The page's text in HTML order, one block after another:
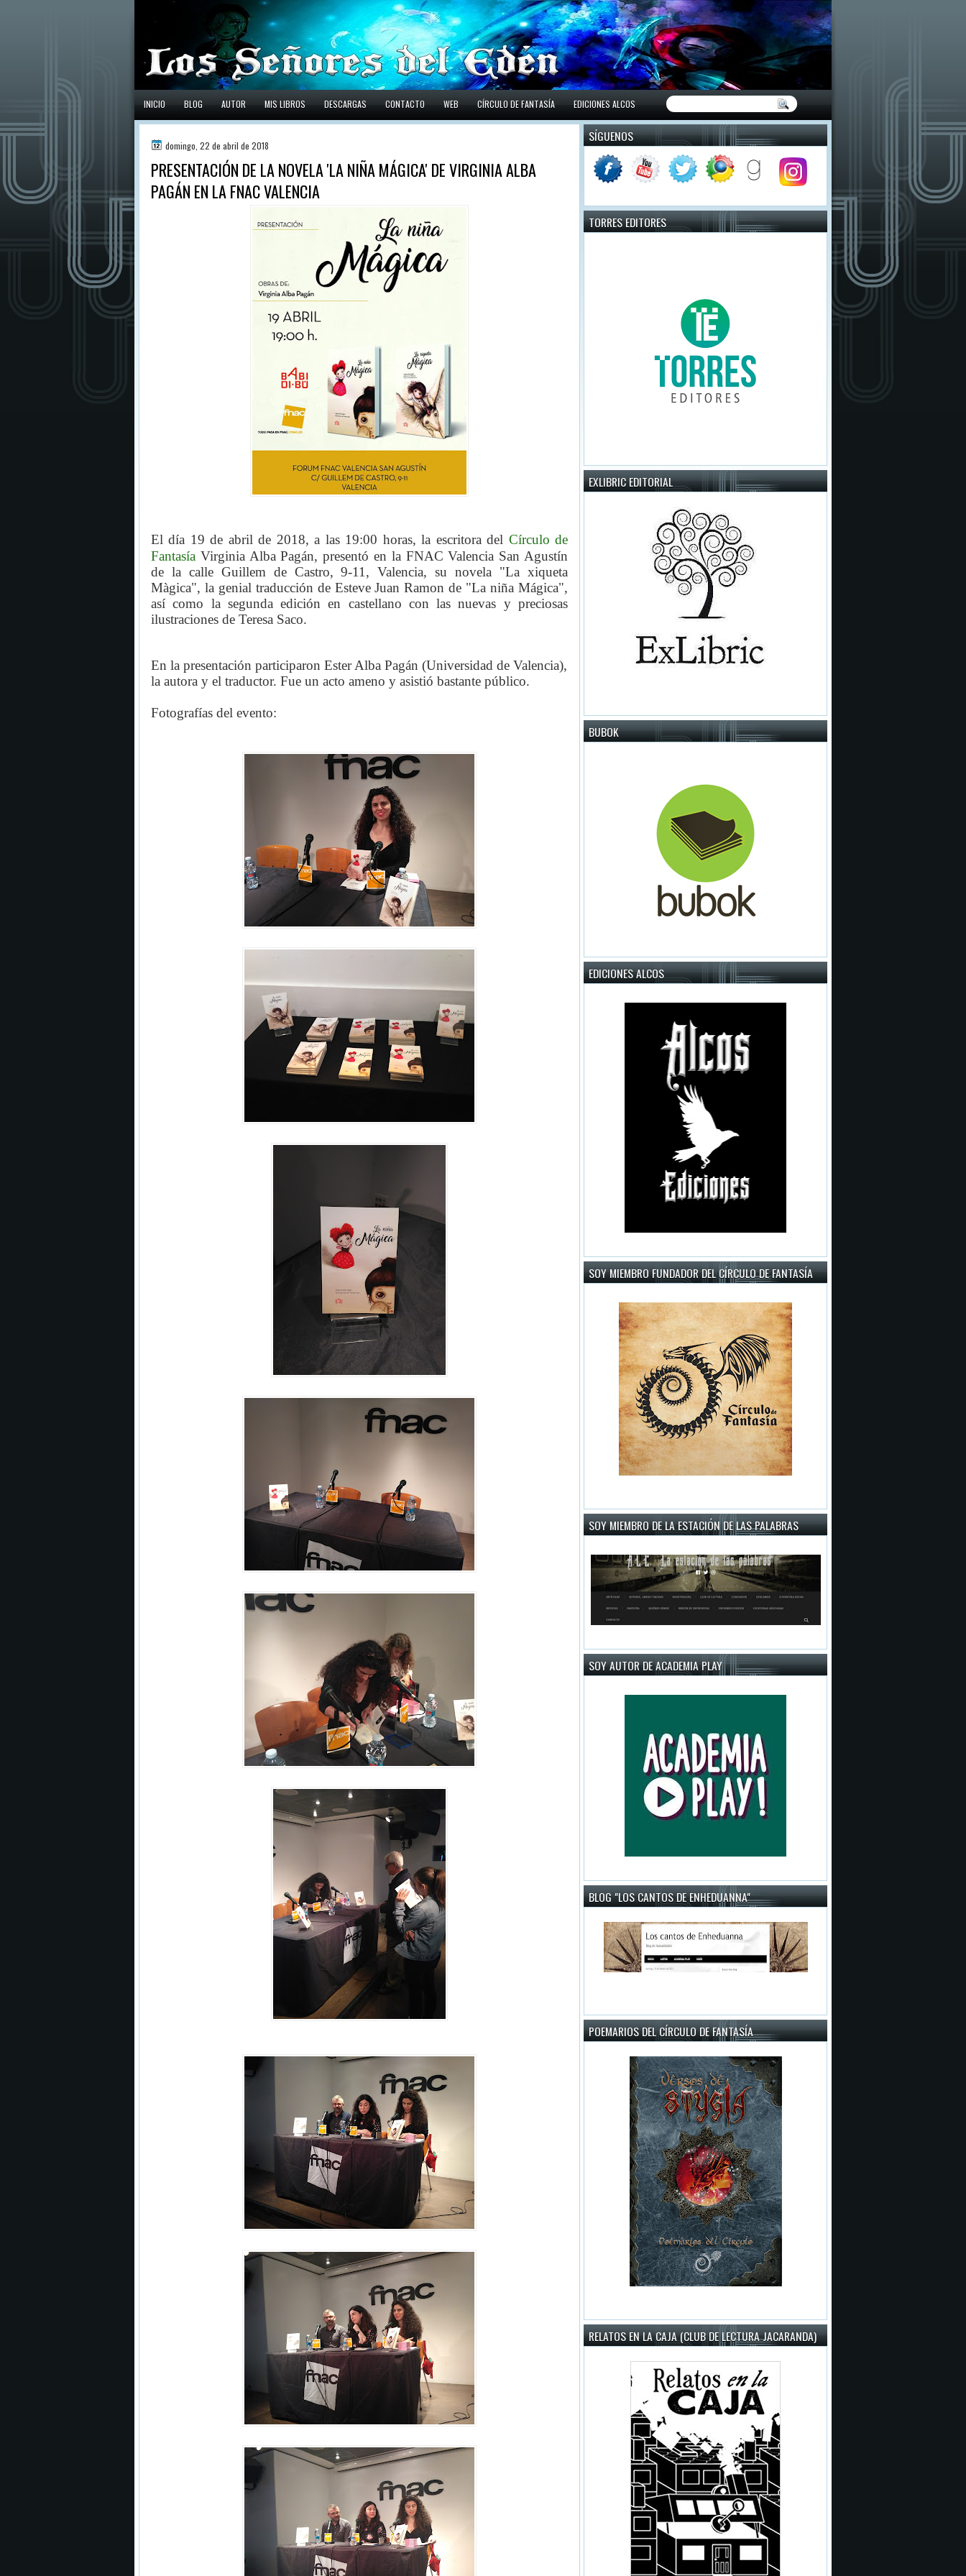
INICIO BLOG AUTOR MIS LIBROS DESCARGAS CONTACTO WEB CÍRCULO DE FANTASÍA EDICIONES ALCOS
domingo, 22 de abril de 2018
PRESENTACIÓN DE LA NOVELA 'LA NIÑA MÁGICA' DE VIRGINIA ALBA
PAGÁN EN LA FNAC VALENCIA
El día 19 de abril de 2018, a las 19:00 horas, la escritoradel Círculo de
Fantasía Virginia Alba Pagán, presentó en la FNAC Valencia San Agustín
de la calle Guillem de Castro, 9-11, Valencia, su novela "La xiqueta
Màgica", la genial traducción de Esteve Juan Ramon de "La niña Mágica",
así como la segunda edición en castellano con las nuevas y preciosas
ilustraciones de Teresa Saco.
En la presentación participaron Ester Alba Pagán (Universidad de Valencia),
la autora y el traductor. Fue un acto ameno y asistió bastante público.
Fotografías del evento:
SÍGUENOS
TORRES EDITORES
EXLIBRIC EDITORIAL
BUBOK
EDICIONES ALCOS
SOY MIEMBRO FUNDADOR DEL CÍRCULO DE FANTASÍA
SOY MIEMBRO DE LA ESTACIÓN DE LAS PALABRAS
SOY AUTOR DE ACADEMIA PLAY
BLOG "LOS CANTOS DE ENHEDUANNA"
POEMARIOS DEL CÍRCULO DE FANTASÍA
RELATOS EN LA CAJA (CLUB DE LECTURA JACARANDA)